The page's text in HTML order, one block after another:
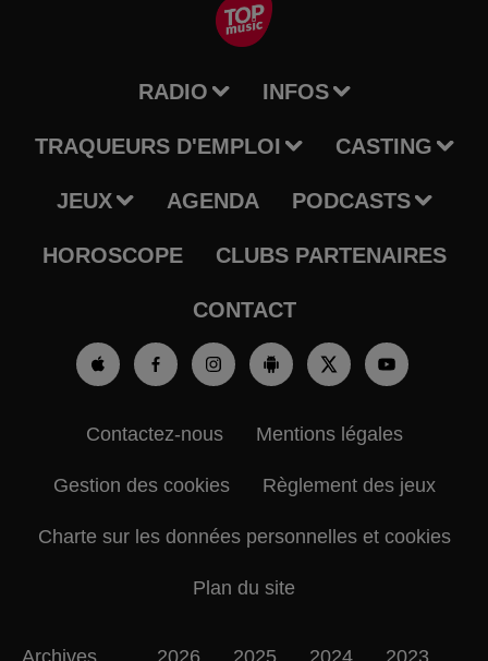
RADIO INFOS
TRAQUEURS D'EMPLOI CASTING
JEUX AGENDA PODCASTS
HOROSCOPE CLUBS PARTENAIRES
CONTACT
Contactez-nous Mentions légales
Gestion des cookies Règlement des jeux
Charte sur les données personnelles et cookies
Plan du site
Archives 2026 2025 2024 2023